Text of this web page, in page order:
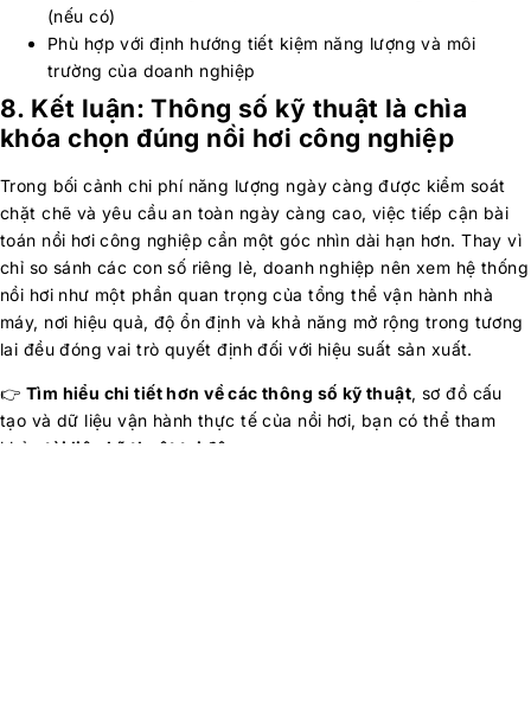
(nếu có)
Phù hợp với định hướng tiết kiệm năng lượng và môi
trường của doanh nghiệp
8. Kết luận: Thông số kỹ thuật là chìa
khóa chọn đúng nồi hơi công nghiệp
Trong bối cảnh chi phí năng lượng ngày càng được kiểm soát
chặt chẽ và yêu cầu an toàn ngày càng cao, việc tiếp cận bài
toán nồi hơi công nghiệp cần một góc nhìn dài hạn hơn. Thay vì
chỉ so sánh các con số riêng lẻ, doanh nghiệp nên xem hệ thống
nồi hơi như một phần quan trọng của tổng thể vận hành nhà
máy, nơi hiệu quả, độ ổn định và khả năng mở rộng trong tương
lai đều đóng vai trò quyết định đối với hiệu suất sản xuất.
👉 Tìm hiểu chi tiết hơn về các thông số kỹ thuật, sơ đồ cấu
tạo và dữ liệu vận hành thực tế của nồi hơi, bạn có thể tham
khảo tài liệu kỹ thuật tại đây: